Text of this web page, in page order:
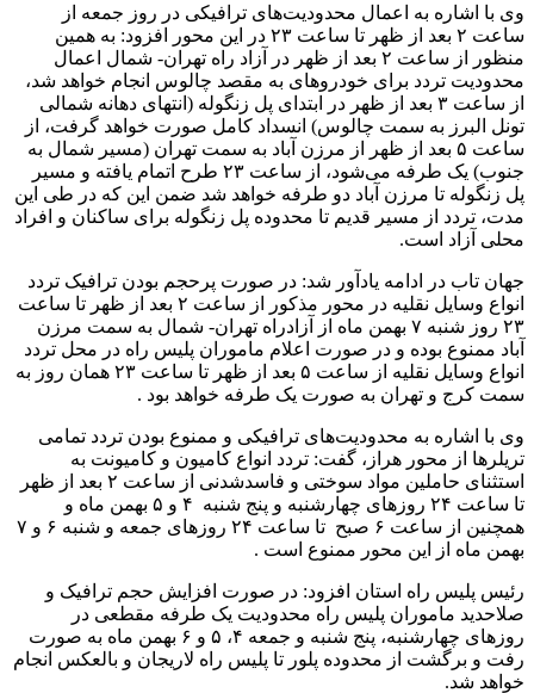
وی با اشاره به اعمال محدودیت‌های ترافیکی در روز جمعه از
ساعت ۲ بعد از ظهر تا ساعت ۲۳ در این محور افزود: به همین
منظور از ساعت ۲ بعد از ظهر در آزاد راه تهران- شمال اعمال
محدودیت تردد برای خودروهای به مقصد چالوس انجام خواهد شد،
از ساعت ۳ بعد از ظهر در ابتدای پل زنگوله (انتهای دهانه شمالی
تونل البرز به سمت چالوس) انسداد کامل صورت خواهد گرفت، از
ساعت ۵ بعد از ظهر از مرزن آباد به سمت تهران (مسیر شمال به
جنوب) یک طرفه می‌شود، از ساعت ۲۳ طرح اتمام یافته و مسیر
پل زنگوله تا مرزن آباد دو طرفه خواهد شد ضمن این که در طی این
مدت، تردد از مسیر قدیم تا محدوده پل زنگوله برای ساکنان و افراد
محلی آزاد است.
جهان تاب در ادامه یادآور شد: در صورت پرحجم بودن ترافیک تردد
انواع وسایل نقلیه در محور مذکور از ساعت ۲ بعد از ظهر تا ساعت
۲۳ روز شنبه ۷ بهمن ماه از آزادراه تهران- شمال به سمت مرزن
آباد ممنوع بوده و در صورت اعلام ماموران پلیس راه در محل تردد
انواع وسایل نقلیه از ساعت ۵ بعد از ظهر تا ساعت ۲۳ همان روز به
سمت کرج و تهران به صورت یک طرفه خواهد بود .
وی با اشاره به محدودیت‌های ترافیکی و ممنوع بودن تردد تمامی
تریلرها از محور هراز، گفت: تردد انواع کامیون و کامیونت به
استثنای حاملین مواد سوختی و فاسدشدنی از ساعت ۲ بعد از ظهر
تا ساعت ۲۴ روزهای چهارشنبه و پنج شنبه ۴ و ۵ بهمن ماه و
همچنین از ساعت ۶ صبح تا ساعت ۲۴ روزهای جمعه و شنبه ۶ و ۷
بهمن ماه از این محور ممنوع است .
رئیس پلیس راه استان افزود: در صورت افزایش حجم ترافیک و
صلاحدید ماموران پلیس راه محدودیت یک طرفه مقطعی در
روزهای چهارشنبه، پنج شنبه و جمعه ۴، ۵ و ۶ بهمن ماه به صورت
رفت و برگشت از محدوده پلور تا پلیس راه لاریجان و بالعکس انجام
خواهد شد.